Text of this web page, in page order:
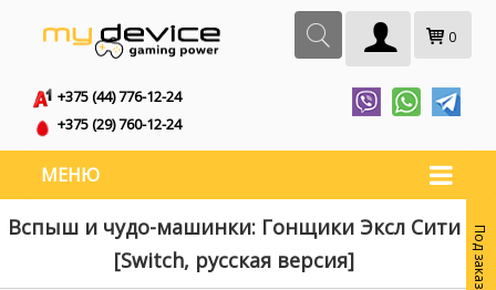
0
+375 (44) 776-12-24
+375 (29) 760-12-24
МЕНЮ
Вспыш и чудо-машинки: Гонщики Эксл Сити
[Switch, русская версия]
Под заказ